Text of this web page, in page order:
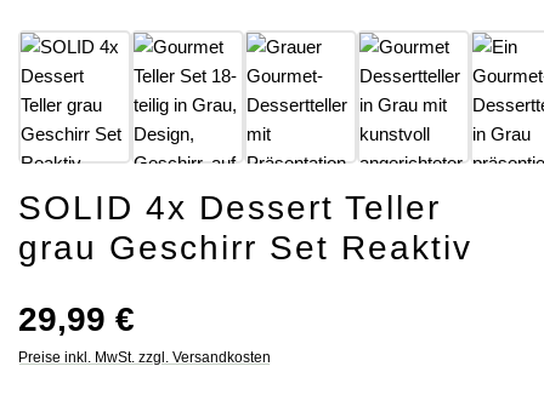
SOLID 4x Dessert Teller
grau Geschirr Set Reaktiv
Regulärer Preis:
29,99 €
Preise inkl. MwSt. zzgl. Versandkosten